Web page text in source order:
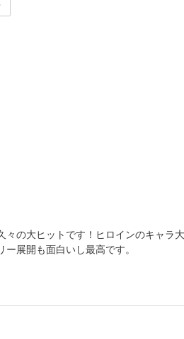
の大ヒットです！ヒロインのキャラ
展開も面白いし最高です。